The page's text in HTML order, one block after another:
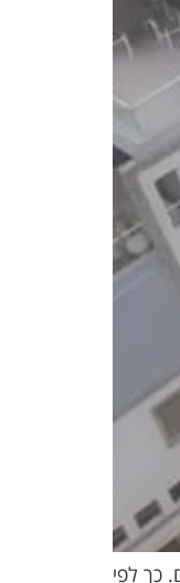
היתר בניה – הזמן הממוצע להוצאת היתר בניה כיום בישראל עומד על 309 ימים ועם הקלות 407 ימים. כך לפי